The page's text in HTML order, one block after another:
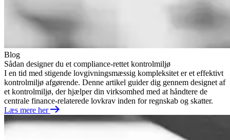
Blog
Sådan designer du et compliance-rettet kontrolmiljø
I en tid med stigende lovgivningsmæssig kompleksitet er et effektivt
kontrolmiljø afgørende. Denne artikel guider dig gennem designet af
et kontrolmiljø, der hjælper din virksomhed med at håndtere de
centrale finance-relaterede lovkrav inden for regnskab og skatter.
Læs mere her